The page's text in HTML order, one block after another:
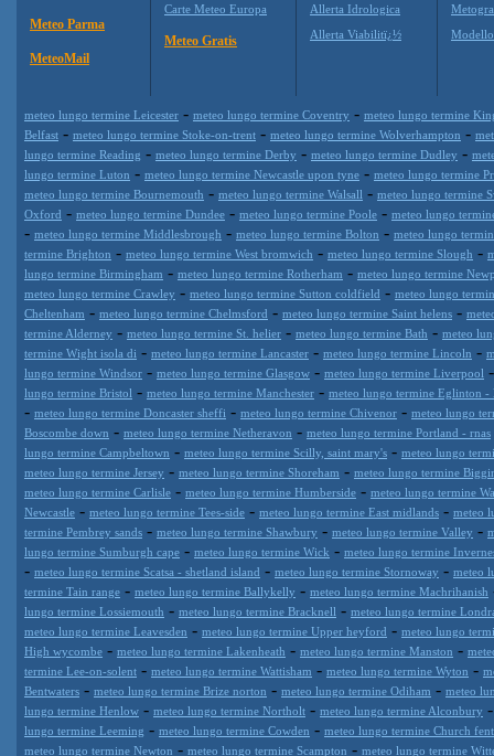
Meteo Parma
MeteoMail
Carte Meteo Europa
Meteo Gratis
Allerta Idrologica
Allerta Viabilitï¿½
meteo lungo termine Leicester - meteo lungo termine Coventry - meteo lungo termine
Belfast - meteo lungo termine Stoke-on-trent - meteo lungo termine Wolverhampton -
lungo termine Reading - meteo lungo termine Derby - meteo lungo termine Dudley -
lungo termine Luton - meteo lungo termine Newcastle upon tyne - meteo lungo termine
meteo lungo termine Bournemouth - meteo lungo termine Walsall - meteo lungo termine
Oxford - meteo lungo termine Dundee - meteo lungo termine Poole - meteo lungo
- meteo lungo termine Middlesbrough - meteo lungo termine Bolton - meteo lungo
termine Brighton - meteo lungo termine West bromwich - meteo lungo termine Slough -
lungo termine Birmingham - meteo lungo termine Rotherham - meteo lungo termine
meteo lungo termine Crawley - meteo lungo termine Sutton coldfield - meteo lungo
Cheltenham - meteo lungo termine Chelmsford - meteo lungo termine Saint helens -
termine Alderney - meteo lungo termine St. helier - meteo lungo termine Bath - meteo
termine Wight isola di - meteo lungo termine Lancaster - meteo lungo termine Lincoln -
lungo termine Windsor - meteo lungo termine Glasgow - meteo lungo termine Liverpool
lungo termine Bristol - meteo lungo termine Manchester - meteo lungo termine Eglinton -
- meteo lungo termine Doncaster sheffi - meteo lungo termine Chivenor - meteo lungo
Boscombe down - meteo lungo termine Netheravon - meteo lungo termine Portland - rnas
lungo termine Campbeltown - meteo lungo termine Scilly, saint mary's - meteo lungo
meteo lungo termine Jersey - meteo lungo termine Shoreham - meteo lungo termine
meteo lungo termine Carlisle - meteo lungo termine Humberside - meteo lungo termine
Newcastle - meteo lungo termine Tees-side - meteo lungo termine East midlands - meteo
termine Pembrey sands - meteo lungo termine Shawbury - meteo lungo termine Valley -
lungo termine Sumburgh cape - meteo lungo termine Wick - meteo lungo termine
- meteo lungo termine Scatsa - shetland island - meteo lungo termine Stornoway - meteo
termine Tain range - meteo lungo termine Ballykelly - meteo lungo termine Machrihanish
lungo termine Lossiemouth - meteo lungo termine Bracknell - meteo lungo termine
meteo lungo termine Leavesden - meteo lungo termine Upper heyford - meteo lungo
High wycombe - meteo lungo termine Lakenheath - meteo lungo termine Manston -
termine Lee-on-solent - meteo lungo termine Wattisham - meteo lungo termine Wyton -
Bentwaters - meteo lungo termine Brize norton - meteo lungo termine Odiham - meteo
lungo termine Henlow - meteo lungo termine Northolt - meteo lungo termine Alconbury
lungo termine Leeming - meteo lungo termine Cowden - meteo lungo termine Church
meteo lungo termine Newton - meteo lungo termine Scampton - meteo lungo termine